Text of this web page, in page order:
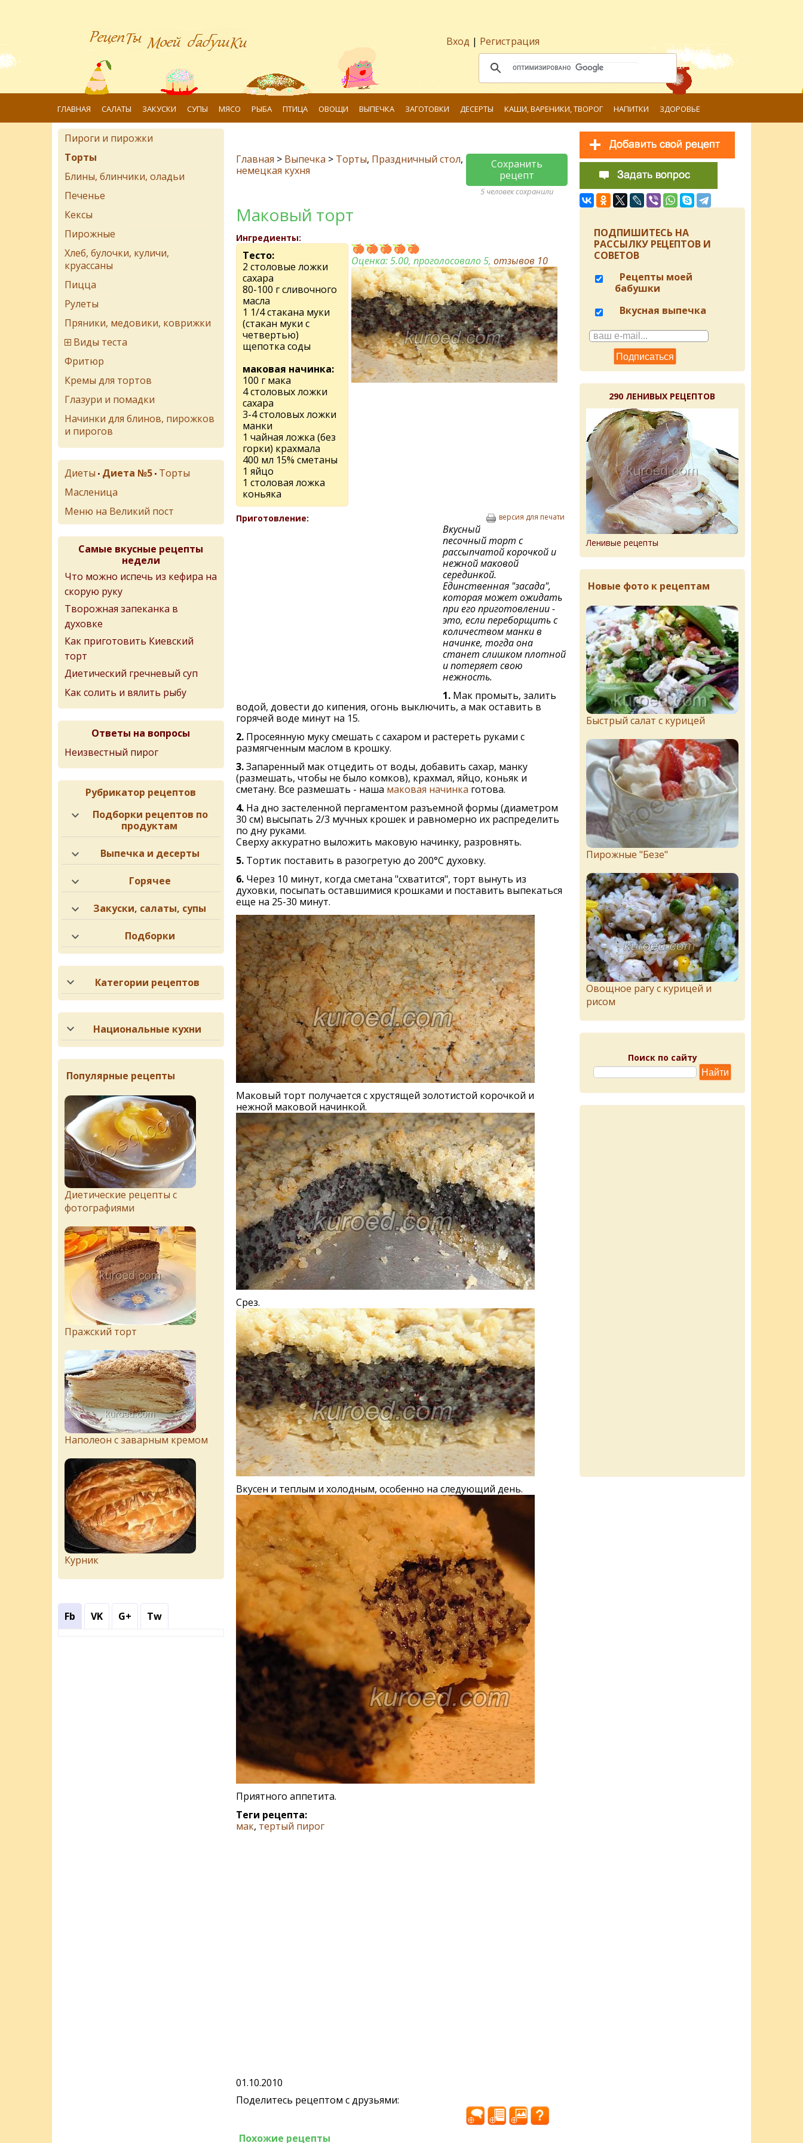
Вход | Регистрация
ГЛАВНАЯ САЛАТЫ ЗАКУСКИ СУПЫ МЯСО РЫБА ПТИЦА ОВОЩИ ВЫПЕЧКА ЗАГОТОВКИ ДЕСЕРТЫ КАШИ, ВАРЕНИКИ, ТВОРОГ НАПИТКИ ЗДОРОВЬЕ
Главная > Выпечка > Торты, Праздничный стол,
немецкая кухня
Сохранить
рецепт
5 человек сохранили
Маковый торт
Ингредиенты:
Тесто:
2 столовые ложки
сахара
80-100 г сливочного
масла
1 1/4 стакана муки
(стакан муки с
четвертью)
щепотка соды
маковая начинка:
100 г мака
4 столовых ложки
сахара
3-4 столовых ложки
манки
1 чайная ложка (без
горки) крахмала
400 мл 15% сметаны
1 яйцо
1 столовая ложка
коньяка
Оценка:5.00, проголосовало 5,отзывов 10
Приготовление: версия для печати
Вкусный
песочный торт с
рассыпчатой корочкой и
нежной маковой
серединкой.
Единственная "засада",
которая может ожидать
при его приготовлении -
это, если переборщить с
количеством манки в
начинке, тогда она
станет слишком плотной
и потеряет свою
нежность.
1.Мак промыть, залить
водой, довести до кипения, огонь выключить, а мак оставить в
горячей воде минут на 15.
2.Просеянную муку смешать с сахаром и растереть руками с
размягченным маслом в крошку.
3.Запаренный мак отцедить от воды, добавить сахар, манку
(размешать, чтобы не было комков), крахмал, яйцо, коньяк и
сметану. Все размешать - наша маковая начинка готова.
4. На дно застеленной пергаментом разъемной формы (диаметром
30 см) высыпать 2/3 мучных крошек и равномерно их распределить
по дну руками.
Сверху аккуратно выложить маковую начинку, разровнять.
5.Тортик поставить в разогретую до 200°С духовку.
6.Через 10 минут, когда сметана "схватится", торт вынуть из
духовки, посыпать оставшимися крошками и поставить выпекаться
еще на 25-30 минут.
Маковый торт получается с хрустящей золотистой корочкой и
нежной маковой начинкой.
Срез.
Вкусен и теплым и холодным, особенно на следующий день.
Приятного аппетита.
Теги рецепта:
мак, тертый пирог
01.10.2010
Поделитесь рецептом с друзьями:
Похожие рецепты
Пироги и пирожки
Торты
Блины, блинчики, оладьи
Печенье
Кексы
Пирожные
Хлеб, булочки, куличи,
круассаны
Пицца
Рулеты
Пряники, медовики, коврижки
Виды теста
Фритюр
Кремы для тортов
Глазури и помадки
Начинки для блинов, пирожков
и пирогов
Диеты • Диета №5 • Торты
Масленица
Меню на Великий пост
Самые вкусные рецепты
недели
Что можно испечь из кефира на
скорую руку
Творожная запеканка в
духовке
Как приготовить Киевский
торт
Диетический гречневый суп
Как солить и вялить рыбу
Ответы на вопросы
Неизвестный пирог
Рубрикатор рецептов
Подборки рецептов по
продуктам
Выпечка и десерты
Горячее
Закуски, салаты, супы
Подборки
Категории рецептов
Национальные кухни
Популярные рецепты
Диетические рецепты с
фотографиями
Пражский торт
Наполеон с заварным кремом
Курник
Fb VK G+ Tw
ПОДПИШИТЕСЬ НА
РАССЫЛКУ РЕЦЕПТОВ И
СОВЕТОВ
Рецепты моей
бабушки
Вкусная выпечка
290 ЛЕНИВЫХ РЕЦЕПТОВ
Ленивые рецепты
Новые фото к рецептам
Быстрый салат с курицей
Пирожныe "Бeзe"
Овощное рагу с курицей и
рисом
Поиск по сайту